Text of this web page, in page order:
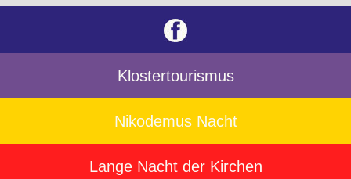
Klostertourismus
Nikodemus Nacht
Lange Nacht der Kirchen